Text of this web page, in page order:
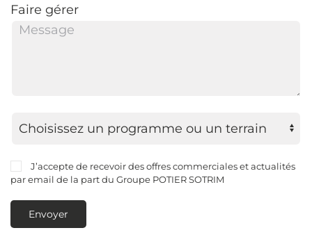
Faire gérer
J’accepte de recevoir des offres commerciales et actualités
par email de la part du Groupe POTIER SOTRIM
Envoyer